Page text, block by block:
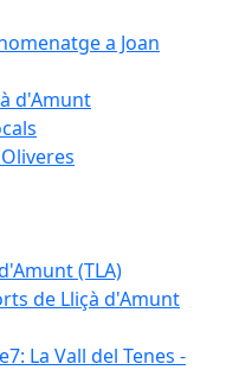
a Joan
d'Amunt
(TLA)
de Lliçà d'Amunt
La Vall del Tenes -